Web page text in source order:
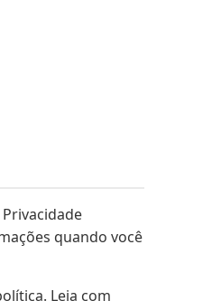
quando você
Leia com